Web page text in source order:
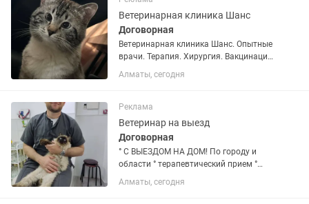
Ветеринарная клиника Шанс
Договорная
Ветеринарная клиника Шанс. Опытные
врачи. Терапия. Хирургия. Вакцинация.
Узи. Рентген. Анализы. Круглосуточно
Алматы, сегодня
Реклама
Ветеринар на выезд
Договорная
° С ВЫЕЗДОМ НА ДОМ! По городу и
области ° терапевтический прием °
Купирование ушей и хвостов °
Экстренная помощь ° Хирургия °
Алматы, сегодня